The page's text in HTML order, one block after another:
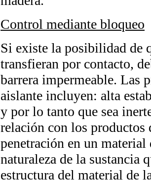
Control mediante bloqueo
Si existe la posibilidad de
transfieran por contacto,
barrera impermeable. Las
aislante incluyen: alta
y por lo tanto que sea
relación con los productos
penetración en un
naturaleza de la sustancia
estructura del material de